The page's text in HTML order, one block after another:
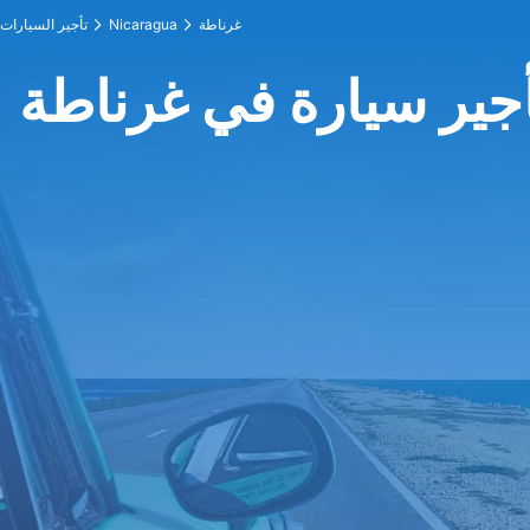
تأجير السيارات Nicaragua غرناطة
سيارة في غرناطة